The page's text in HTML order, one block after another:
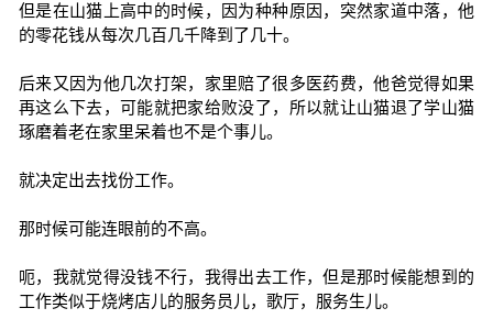
但是在山猫上高中的时候，因为种种原因，突然家道中落，他
的零花钱从每次几百几千降到了几十。
后来又因为他几次打架，家里赔了很多医药费，他爸觉得如果
再这么下去，可能就把家给败没了，所以就让山猫退了学山猫
琢磨着老在家里呆着也不是个事儿。
就决定出去找份工作。
那时候可能连眼前的不高。
呃，我就觉得没钱不行，我得出去工作，但是那时候能想到的
工作类似于烧烤店儿的服务员儿，歌厅，服务生儿。